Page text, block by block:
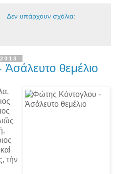
Δεν υπάρχουν σχόλια:
θεμέλιο
τὴν